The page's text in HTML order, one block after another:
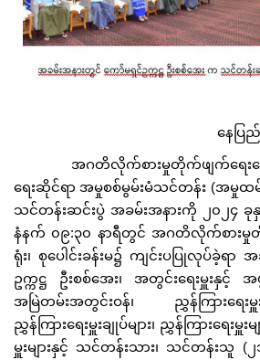
နေပြ
အဂတိလိုက်စားမှုတိုက်ဖျက်ရေးကော်
ရေးဆိုင်ရာ အမှုစစ်မွမ်းမံသင်တန်း (အမှုထ
သင်တန်းဆင်းပွဲ အခမ်းအနားကို ၂၀၂၄ ခု
နံနက် ၀၉:၃၀ နာရီတွင် အဂတိလိုက်စားမှု
ရုံး၊ စုပေါင်းခန်းမ၌ ကျင်းပပြုလုပ်ခဲ့ရာ
ဥက္ကဋ္ဌ ဦးစစ်အေး၊ အတွင်းရေးမှူးနှင့် အ
အမြဲတမ်းအတွင်းဝန်၊ ညွှန်ကြားရေး
ညွှန်ကြားရေးမှူးချုပ်များ၊ ညွှန်ကြားရေးမှူ
မှူးများနှင့် သင်တန်းသား၊ သင်တန်းသူ